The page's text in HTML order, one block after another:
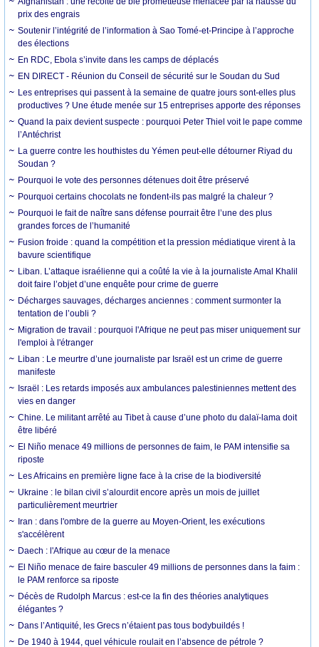
prix des engrais
Soutenir l’intégrité de l’information à Sao Tomé-et-Principe à l’approche
des élections
En RDC, Ebola s’invite dans les camps de déplacés
EN DIRECT - Réunion du Conseil de sécurité sur le Soudan du Sud
Les entreprises qui passent à la semaine de quatre jours sont-elles plus
productives ? Une étude menée sur 15 entreprises apporte des réponses
Quand la paix devient suspecte : pourquoi Peter Thiel voit le pape comme
l’Antéchrist
La guerre contre les houthistes du Yémen peut-elle détourner Riyad du
Soudan ?
Pourquoi le vote des personnes détenues doit être préservé
Pourquoi certains chocolats ne fondent-ils pas malgré la chaleur ?
Pourquoi le fait de naître sans défense pourrait être l’une des plus
grandes forces de l’humanité
Fusion froide : quand la compétition et la pression médiatique virent à la
bavure scientifique
Liban. L’attaque israélienne qui a coûté la vie à la journaliste Amal Khalil
doit faire l’objet d’une enquête pour crime de guerre
Décharges sauvages, décharges anciennes : comment surmonter la
tentation de l’oubli ?
Migration de travail : pourquoi l'Afrique ne peut pas miser uniquement sur
l'emploi à l'étranger
Liban : Le meurtre d’une journaliste par Israël est un crime de guerre
manifeste
Israël : Les retards imposés aux ambulances palestiniennes mettent des
vies en danger
Chine. Le militant arrêté au Tibet à cause d’une photo du dalaï-lama doit
être libéré
El Niño menace 49 millions de personnes de faim, le PAM intensifie sa
riposte
Les Africains en première ligne face à la crise de la biodiversité
Ukraine : le bilan civil s’alourdit encore après un mois de juillet
particulièrement meurtrier
Iran : dans l'ombre de la guerre au Moyen-Orient, les exécutions
s'accélèrent
Daech : l'Afrique au cœur de la menace
El Niño menace de faire basculer 49 millions de personnes dans la faim :
le PAM renforce sa riposte
Décès de Rudolph Marcus : est-ce la fin des théories analytiques
élégantes ?
Dans l’Antiquité, les Grecs n’étaient pas tous bodybuildés !
De 1940 à 1944, quel véhicule roulait en l’absence de pétrole ?